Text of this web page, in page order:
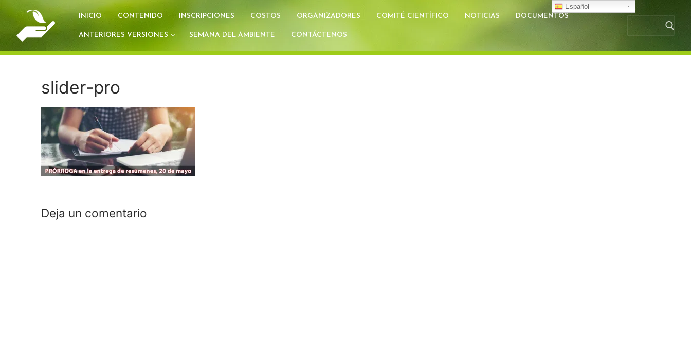
contenido
INICIO CONTENIDO INSCRIPCIONES COSTOS ORGANIZADORES COMITÉ CIENTÍFICO NOTICIAS DOCUMENTOS
ANTERIORES VERSIONES SEMANA DEL AMBIENTE CONTÁCTENOS
slider-pro
Deja un comentario
Español